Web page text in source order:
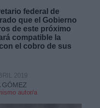
federal de
que el Gobierno
de este próximo
compatible la
el cobro de sus
GÓMEZ
autor/a
2019